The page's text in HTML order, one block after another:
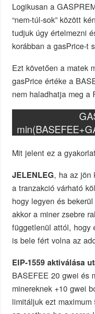
Logikusan a
“nem-túl-sok” között
tudjuk úgy értelmezni
korábban a gasPrice-t
Ezt követően a matek
gasPrice értéke a
nem haladhatja meg a
Mit jelent ez a
JELENLEG, ha az jön
a tranzakció várható
hogy legyen és
akkor a miner zsebre
függetlenül attól, hogy
is bele fért volna az
EIP-1559 aktiválása
BASEFEE 20 gwei és
minereknek +10 gwei
limitáljuk ezt